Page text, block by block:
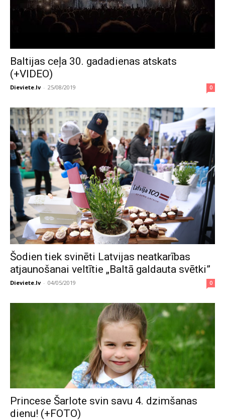
Baltijas ceļa 30. gadadienas atskats
(+VIDEO)
Dieviete.lv - 25/08/2019 0
Šodien tiek svinēti Latvijas neatkarības
atjaunošanai veltītie „Baltā galdauta svētki”
Dieviete.lv - 04/05/2019 0
Princese Šarlote svin savu 4. dzimšanas
dienu! (+FOTO)